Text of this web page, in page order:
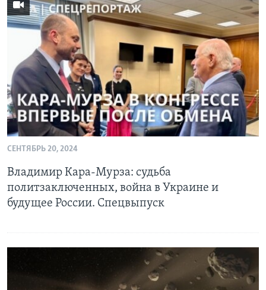
СЕНТЯБРЬ 20, 2024
Владимир Кара-Мурза: судьба
политзаключенных, война в Украине и
будущее России. Спецвыпуск